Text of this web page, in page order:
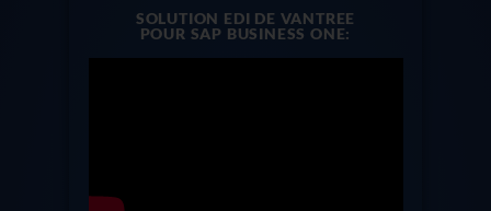
SOLUTION EDI DE VANTREE
POUR SAP BUSINESS ONE: